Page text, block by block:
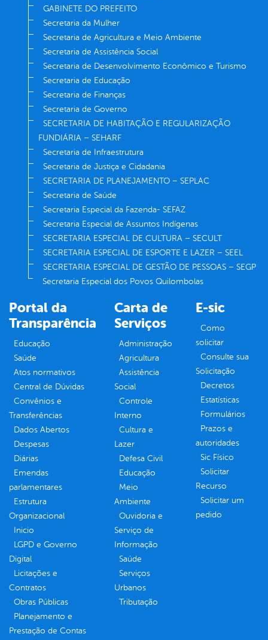
GABINETE DO PREFEITO
Secretaria da Mulher
Secretaria de Agricultura e Meio Ambiente
Secretaria de Assistência Social
Secretaria de Desenvolvimento Econômico e Turismo
Secretaria de Educação
Secretaria de Finanças
Secretaria de Governo
SECRETARIA DE HABITAÇÃO E REGULARIZAÇÃO
FUNDIÁRIA – SEHARF
Secretaria de Infraestrutura
Secretaria de Justiça e Cidadania
SECRETARIA DE PLANEJAMENTO – SEPLAC
Secretaria de Saúde
Secretaria Especial da Fazenda- SEFAZ
Secretaria Especial de Assuntos Indígenas
SECRETARIA ESPECIAL DE CULTURA – SECULT
SECRETARIA ESPECIAL DE ESPORTE E LAZER – SEEL
SECRETARIA ESPECIAL DE GESTÃO DE PESSOAS – SEGP
Secretaria Especial dos Povos Quilombolas
Portal da
Transparência
Educação
Saúde
Atos normativos
Central de Dúvidas
Convênios e
Transferências
Dados Abertos
Despesas
Diárias
Emendas
parlamentares
Estrutura
Organizacional
Inicio
LGPD e Governo
Digital
Licitações e
Contratos
Obras Públicas
Planejamento e
Prestação de Contas
Carta de
Serviços
Administração
Agricultura
Assistência
Social
Controle
Interno
Cultura e
Lazer
Defesa Civil
Educação
Meio
Ambiente
Ouvidoria e
Serviço de
Informação
Saúde
Serviços
Urbanos
Tributação
E-sic
Como
solicitar
Consulte sua
Solicitação
Decretos
Estatísticas
Formulários
Prazos e
autoridades
Sic Físico
Solicitar
Recurso
Solicitar um
pedido